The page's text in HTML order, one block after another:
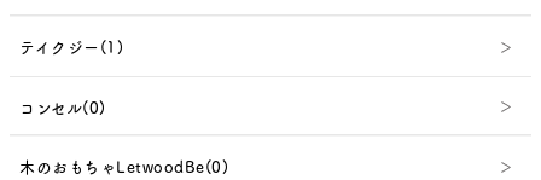
テイクジー(1)
コンセル(0)
木のおもちゃLetwoodBe(0)